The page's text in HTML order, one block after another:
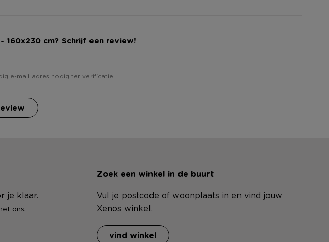
160x230 cm? Schrijf een review!
e-mail adres nodig ter verificatie.
je klaar.
ons.
Zoek een winkel in de buurt
Vul je postcode of woonplaats in en vind jouw
Xenos winkel.
vind winkel